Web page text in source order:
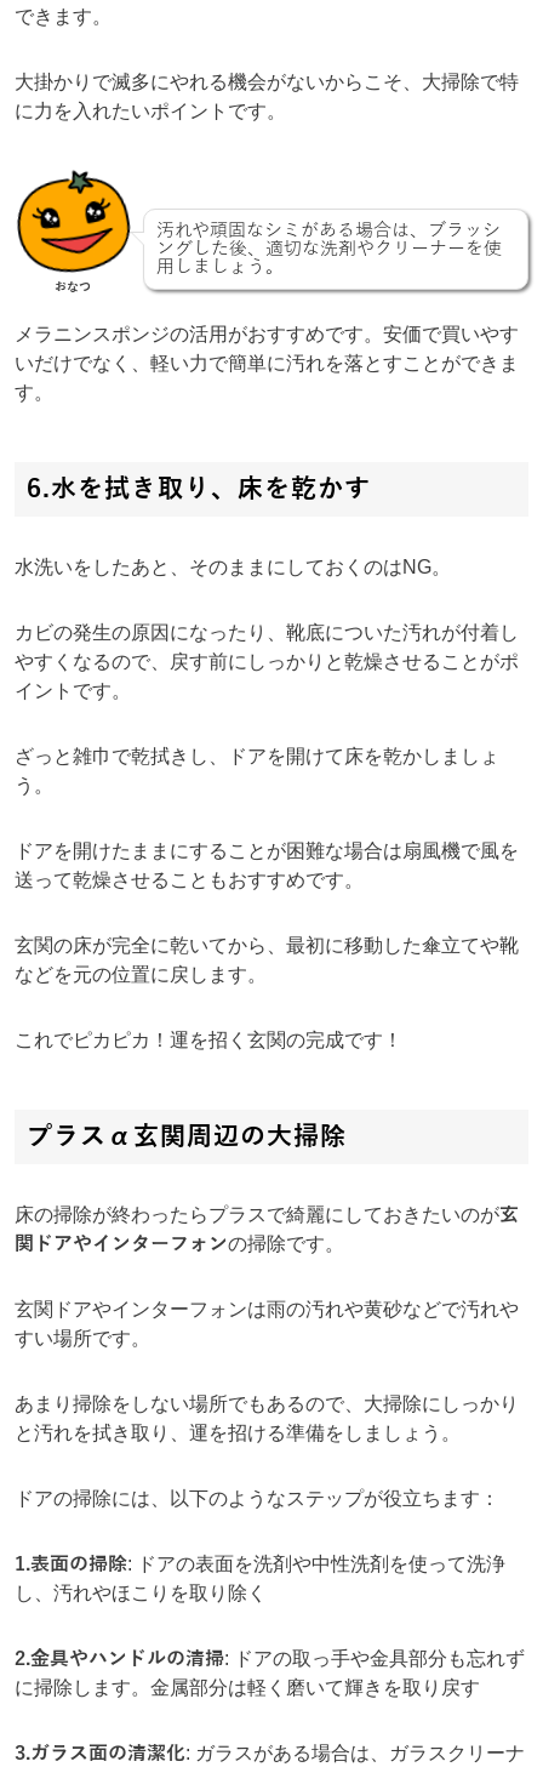
できます。
大掛かりで滅多にやれる機会がないからこそ、大掃除で特
に力を入れたいポイントです。
おなつ
汚れや頑固なシミがある場合は、ブラッシ
ングした後、適切な洗剤やクリーナーを使
用しましょう。
メラニンスポンジの活用がおすすめです。安価で買いやす
いだけでなく、軽い力で簡単に汚れを落とすことができま
す。
6.水を拭き取り、床を乾かす
水洗いをしたあと、そのままにしておくのはNG。
カビの発生の原因になったり、靴底についた汚れが付着し
やすくなるので、戻す前にしっかりと乾燥させることがポ
イントです。
ざっと雑巾で乾拭きし、ドアを開けて床を乾かしましょ
う。
ドアを開けたままにすることが困難な場合は扇風機で風を
送って乾燥させることもおすすめです。
玄関の床が完全に乾いてから、最初に移動した傘立てや靴
などを元の位置に戻します。
これでピカピカ！運を招く玄関の完成です！
プラスα玄関周辺の大掃除
床の掃除が終わったらプラスで綺麗にしておきたいのが玄
関ドアやインターフォンの掃除です。
玄関ドアやインターフォンは雨の汚れや黄砂などで汚れや
すい場所です。
あまり掃除をしない場所でもあるので、大掃除にしっかり
と汚れを拭き取り、運を招ける準備をしましょう。
ドアの掃除には、以下のようなステップが役立ちます：
1.表面の掃除: ドアの表面を洗剤や中性洗剤を使って洗浄
し、汚れやほこりを取り除く
2.金具やハンドルの清掃: ドアの取っ手や金具部分も忘れず
に掃除します。金属部分は軽く磨いて輝きを取り戻す
3.ガラス面の清潔化: ガラスがある場合は、ガラスクリーナ